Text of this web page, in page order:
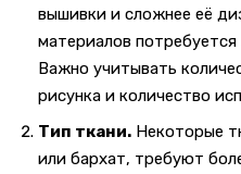
вышивки и сложнее её
материалов потребуется
Важно учитывать
рисунка и количество
Тип ткани. Некоторые
или бархат, требуют